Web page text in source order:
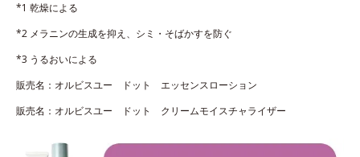
*1 乾燥による
*2 メラニンの生成を抑え、シミ・そばかすを防ぐ
*3 うるおいによる
販売名：オルビスユー ドット エッセンスローション
販売名：オルビスユー ドット クリームモイスチャライザー